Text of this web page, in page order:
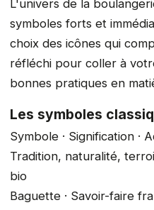
L'univers de la
symboles forts et
choix des icônes qui
réfléchi pour coller à
bonnes pratiques en
Les symboles
Symbole · Signification ·
Tradition, naturalité,
bio
Baguette · Savoir-faire